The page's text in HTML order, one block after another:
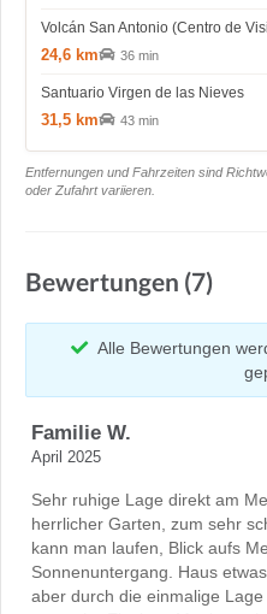
Volcán San Antonio (Centro de
24,6 km 36 min
Santuario Virgen de las Nieves
31,5 km 43 min
Entfernungen und Fahrzeiten sind
oder Zufahrt variieren.
Bewertungen (7)
Alle Bewertungen
Familie W.
April 2025
Sehr ruhige Lage direkt am
herrlicher Garten, zum sehr
kann man laufen, Blick aufs
Sonnenuntergang. Haus
aber durch die einmalige